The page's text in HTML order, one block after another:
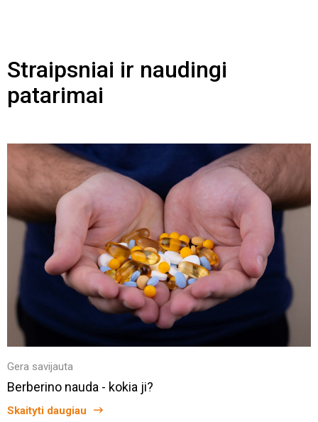
Straipsniai ir naudingi
patarimai
Gera savijauta
Berberino nauda - kokia ji?
Skaityti daugiau